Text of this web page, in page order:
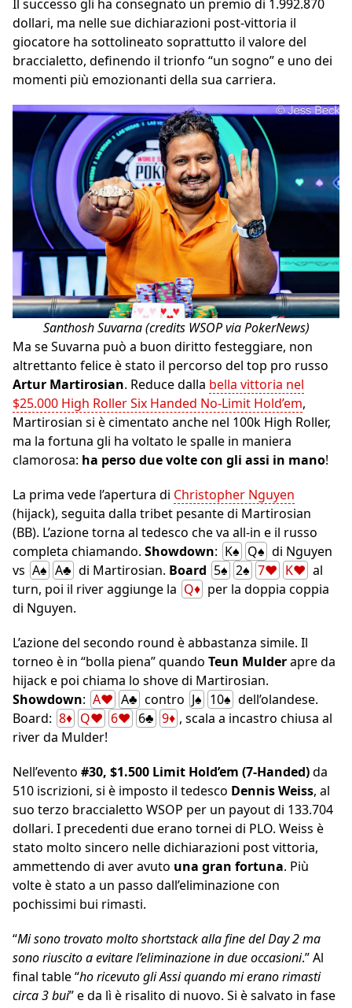
Il successo gli ha consegnato un premio di 1.992.870
dollari, ma nelle sue dichiarazioni post-vittoria il
giocatore ha sottolineato soprattutto il valore del
braccialetto, definendo il trionfo “un sogno” e uno dei
momenti più emozionanti della sua carriera.
Santhosh Suvarna (credits WSOP via PokerNews)
Ma se Suvarna può a buon diritto festeggiare, non
altrettanto felice è stato il percorso del top pro russo
Artur Martirosian. Reduce dalla bella vittoria nel
$25.000 High Roller Six Handed No-Limit Hold’em,
Martirosian si è cimentato anche nel 100k High Roller,
ma la fortuna gli ha voltato le spalle in maniera
clamorosa: ha perso due volte con gli assi in mano!
La prima vede l’apertura di Christopher Nguyen
(hijack), seguita dalla tribet pesante di Martirosian
(BB). L’azione torna al tedesco che va all-in e il russo
completa chiamando. Showdown: K♠ Q♠ di Nguyen
vs A♠ A♣ di Martirosian. Board 5♠ 2♠ 7♥ K♥ al
turn, poi il river aggiunge la Q♦ per la doppia coppia
di Nguyen.
L’azione del secondo round è abbastanza simile. Il
torneo è in “bolla piena” quando Teun Mulderapre da
hijack e poi chiama lo shove di Martirosian.
Showdown: A♥ A♣ contro J♠ 10♠ dell’olandese.
Board: 8♦ Q♥ 6♥ 6♣ 9♦ , scala a incastro chiusa al
river da Mulder!
Nell’evento #30, $1.500 Limit Hold’em (7-Handed)da
510 iscrizioni, si è imposto il tedesco Dennis Weiss, al
suo terzo braccialetto WSOP per un payout di 133.704
dollari. I precedenti due erano tornei di PLO. Weiss è
stato molto sincero nelle dichiarazioni post vittoria,
ammettendo di aver avuto una gran fortuna. Più
volte è stato a un passo dall’eliminazione con
pochissimi bui rimasti.
“Mi sono trovato molto shortstack alla fine del Day 2 ma
sono riuscito a evitare l’eliminazione in due occasioni.” Al
final table “ho ricevuto gli Assi quando mi erano rimasti
circa 3 bui” e da lì è risalito di nuovo. Si è salvato in fase